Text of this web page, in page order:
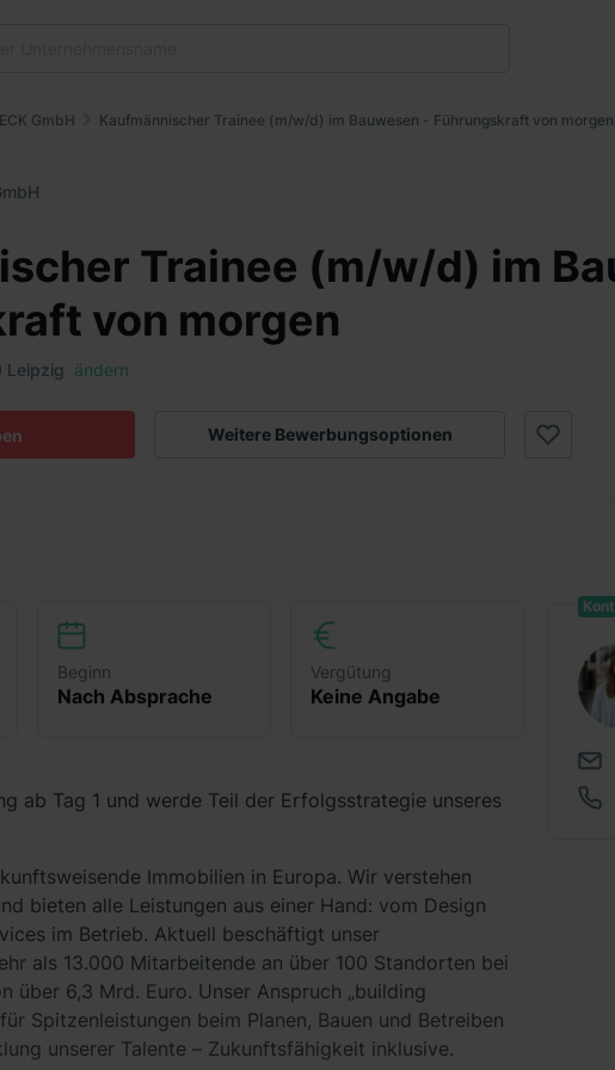
GmbH Kaufmännischer Trainee (m/w/d) im Bauwesen - Führungskraft von morgen
Trainee (m/w/d) im
von morgen
Leipzig ändern
Weitere Bewerbungsoptionen
Beginn
Nach Absprache
Vergütung
Keine Angabe
ab Tag 1 und werde Teil der Erfolgsstrategie unseres
Immobilien in Europa. Wir verstehen
bieten alle Leistungen aus einer Hand: vom Design
im Betrieb. Aktuell beschäftigt unser
als 13.000 Mitarbeitende an über 100 Standorten bei
über 6,3 Mrd. Euro. Unser Anspruch „building
Spitzenleistungen beim Planen, Bauen und Betreiben
unserer Talente – Zukunftsfähigkeit inklusive.